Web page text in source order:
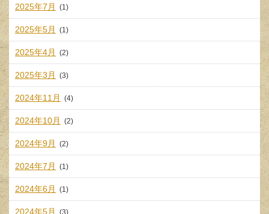
2025年7月 (1)
2025年5月 (1)
2025年4月 (2)
2025年3月 (3)
2024年11月 (4)
2024年10月 (2)
2024年9月 (2)
2024年7月 (1)
2024年6月 (1)
2024年5月 (3)